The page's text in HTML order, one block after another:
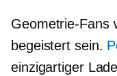
Geometrie-Fans
begeistert sein.
einzigartiger